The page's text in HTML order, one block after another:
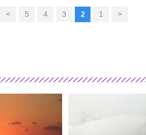
<
1
2
3
4
5
>